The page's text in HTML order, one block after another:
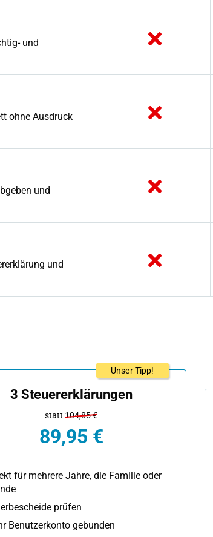
und
ohne Ausdruck
und
und
3 Steuererklärungen
statt104,85 €
89,95 €
für mehrere Jahre, die Familie oder
prüfen
Benutzerkonto gebunden
Unser Tipp!